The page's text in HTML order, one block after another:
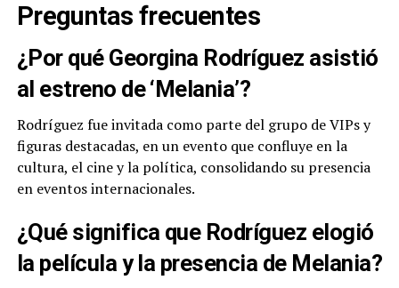
Preguntas frecuentes
¿Por qué Georgina Rodríguez asistió
al estreno de ‘Melania’?
Rodríguez fue invitada como parte del grupo de VIPs y
figuras destacadas, en un evento que confluye en la
cultura, el cine y la política, consolidando su presencia
en eventos internacionales.
¿Qué significa que Rodríguez elogió
la película y la presencia de Melania?